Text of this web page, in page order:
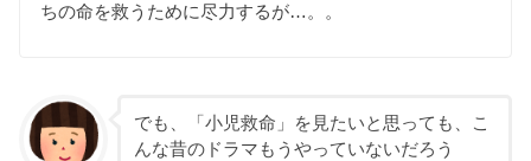
ちの命を救うために尽力するが…。。
でも、「小児救命」を見たいと思っても、こ
んな昔のドラマもうやっていないだろう